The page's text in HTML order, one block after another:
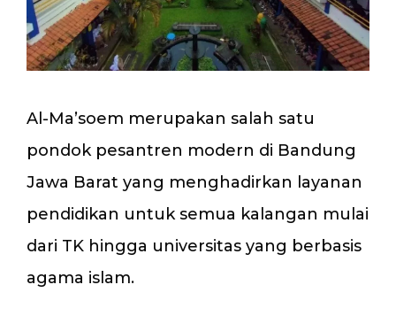
Al-Ma’soem merupakan salah satu
pondok pesantren modern di Bandung
Jawa Barat yang menghadirkan layanan
pendidikan untuk semua kalangan mulai
dari TK hingga universitas yang berbasis
agama islam.